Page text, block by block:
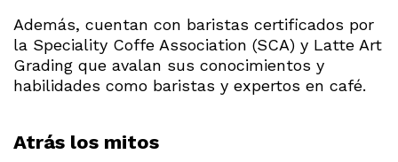
Además, cuentan con baristas certificados por
la Speciality Coffe Association (SCA) y Latte Art
Grading que avalan sus conocimientos y
habilidades como baristas y expertos en café.
Atrás los mitos